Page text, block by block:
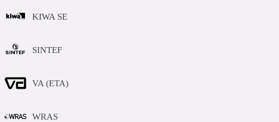
KIWA SE
SINTEF
VA (ETA)
WRAS